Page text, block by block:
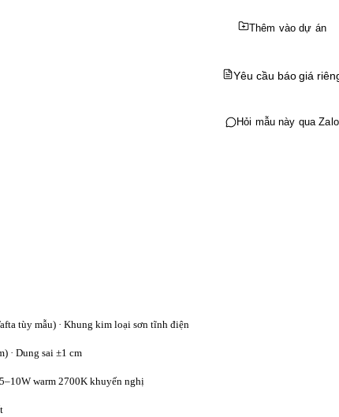
Thêm vào dự án
Yêu cầu báo giá
Hỏi mẫu này qua Zalo
tùy mẫu) · Khung kim loại sơn tĩnh điện
· Dung sai ±1 cm
warm 2700K khuyến nghị